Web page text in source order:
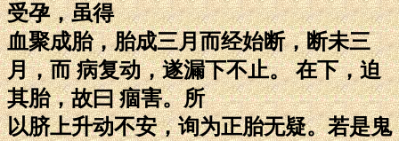
受孕，虽得
血聚成胎，胎成三月而经始断，断未三
月，而 病复动，遂漏下不止。 在下，迫
其胎，故曰 痼害。所
以脐上升动不安，询为正胎无疑。若是鬼